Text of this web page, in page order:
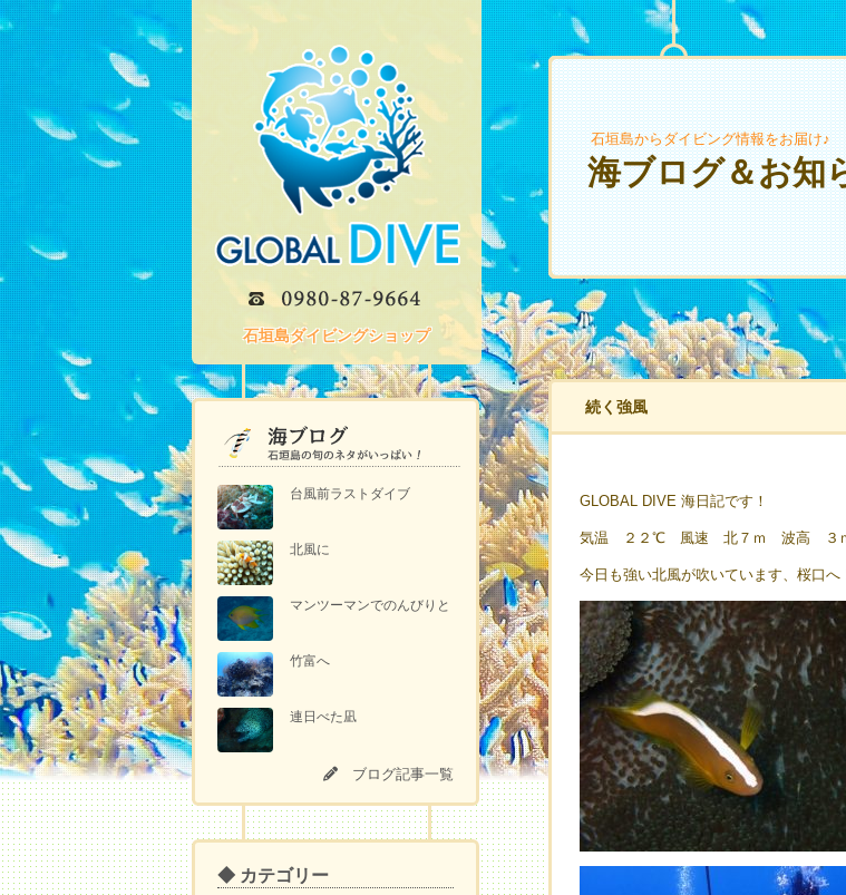
石垣島ダイビングショップ
台風前ラストダイブ
北風に
マンツーマンでのんびりと
竹富へ
連日べた凪
ブログ記事一覧
◆ カテゴリー
石垣島からダイビング情報をお届け♪
海ブログ＆お知
続く強風
GLOBAL DIVE 海日記です！
気温 ２２℃ 風速 北７ｍ 波高 ３
今日も強い北風が吹いています、桜口へ